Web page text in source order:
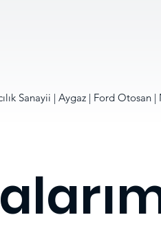
Sanayii | Aygaz | Ford Otosan |